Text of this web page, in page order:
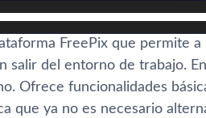
FreePix que permite a
salir del entorno de trabajo.
Ofrece funcionalidades
que ya no es necesario